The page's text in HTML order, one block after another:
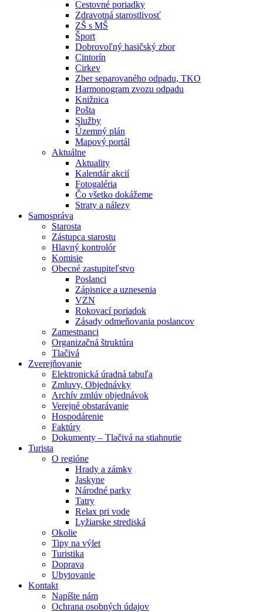
Cestovné poriadky
Zdravotná starostlivosť
ZŠ s MŠ
Šport
Dobrovoľný hasičský zbor
Cintorín
Cirkev
Zber separovaného odpadu, TKO
Harmonogram zvozu odpadu
Knižnica
Pošta
Služby
Územný plán
Mapový portál
Aktuálne
Aktuality
Kalendár akcií
Fotogaléria
Čo všetko dokážeme
Straty a nálezy
Samospráva
Starosta
Zástupca starostu
Hlavný kontrolór
Komisie
Obecné zastupiteľstvo
Poslanci
Zápisnice a uznesenia
VZN
Rokovací poriadok
Zásady odmeňovania poslancov
Zamestnanci
Organizačná štruktúra
Tlačivá
Zverejňovanie
Elektronická úradná tabuľa
Zmluvy, Objednávky
Archív zmlúv objednávok
Verejné obstarávanie
Hospodárenie
Faktúry
Dokumenty – Tlačivá na stiahnutie
Turista
O regióne
Hrady a zámky
Jaskyne
Národné parky
Tatry
Relax pri vode
Lyžiarske strediská
Okolie
Tipy na výlet
Turistika
Doprava
Ubytovanie
Kontakt
Napíšte nám
Ochrana osobných údajov